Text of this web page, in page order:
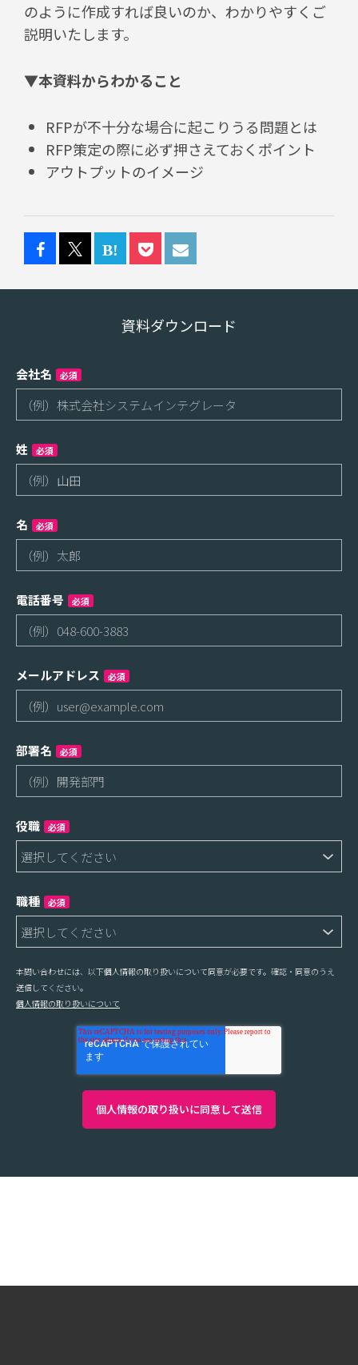
のように作成すれば良いのか、わかりやすくご
説明いたします。
▼本資料からわかること
RFPが不十分な場合に起こりうる問題とは
RFP策定の際に必ず押さえておくポイント
アウトプットのイメージ
資料ダウンロード
会社名 必須
姓 必須
名 必須
電話番号 必須
メールアドレス 必須
部署名 必須
役職 必須
職種 必須
本問い合わせには、以下個人情報の取り扱いについて同意が必要です。確認・同意のうえ
送信してください。
個人情報の取り扱いについて